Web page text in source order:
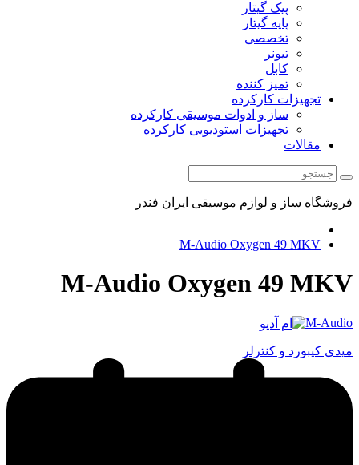
پیک گیتار
پایه گیتار
تخصصی
تیونر
کابل
تمیز کننده
تجهیزات کارکرده
ساز و ادوات موسیقی کارکرده
تجهیزات استودیویی کارکرده
مقالات
فروشگاه ساز و لوازم موسیقی ایران فندر
M-Audio Oxygen 49 MKV
M-Audio Oxygen 49 MKV
M-Audio
میدی کیبورد و کنترلر